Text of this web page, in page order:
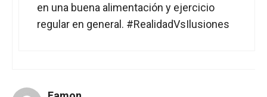
en una buena alimentación y ejercicio
regular en general. #RealidadVsIlusiones